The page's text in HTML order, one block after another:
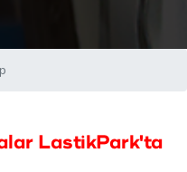
LastikPark'ta